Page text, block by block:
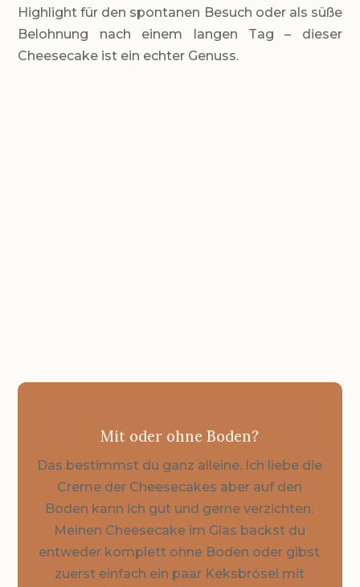
Highlight für den spontanen Besuch oder als süße
Belohnung nach einem langen Tag – dieser
Cheesecake ist ein echter Genuss.
Mit oder ohne Boden?
Das bestimmst du ganz alleine. Ich liebe die
Creme der Cheesecakes aber auf den
Boden kann ich gut und gerne verzichten.
Meinen Cheesecake im Glas backst du
entweder komplett ohne Boden oder gibst
zuerst einfach ein paar Keksbrösel mit